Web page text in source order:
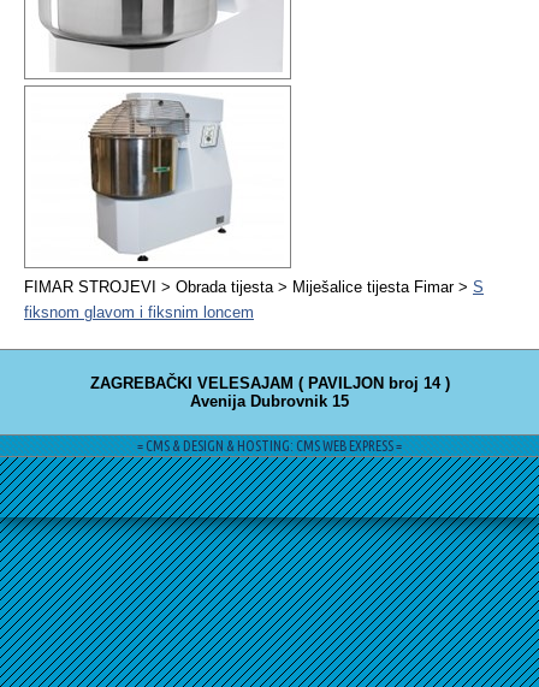
FIMAR STROJEVI > Obrada tijesta > Miješalice tijesta Fimar > S
fiksnom glavom i fiksnim loncem
ZAGREBAČKI VELESAJAM ( PAVILJON broj 14 )
Avenija Dubrovnik 15
= CMS & DESIGN & HOSTING: CMS WEB EXPRESS =